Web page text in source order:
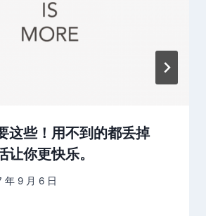
这些！用不到的都丢掉
让你更快乐。
年 9 月 6 日